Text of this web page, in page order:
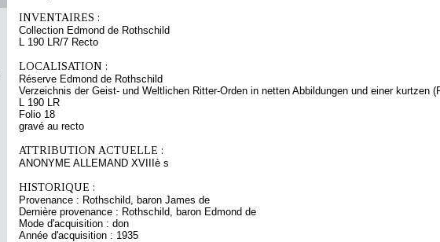
INVENTAIRES :
Collection Edmond de Rothschild
L 190 LR/7 Recto
LOCALISATION :
Réserve Edmond de Rothschild
Verzeichnis der Geist- und Weltlichen Ritter-Orden in netten Abbildungen und einer kurtzen
L 190 LR
Folio 18
gravé au recto
ATTRIBUTION ACTUELLE :
ANONYME ALLEMAND XVIIIè s
HISTORIQUE :
Provenance : Rothschild, baron James de
Dernière provenance : Rothschild, baron Edmond de
Mode d'acquisition : don
Année d'acquisition : 1935